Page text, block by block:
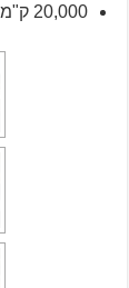
20,000 ק"מ – 2,990 ש"ח